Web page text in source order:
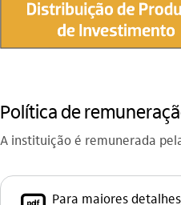
Política de
A instituição é remunerada
Para maiores